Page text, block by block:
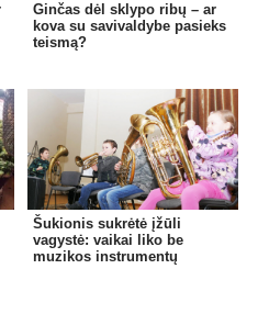
Ginčas dėl sklypo ribų – ar
kova su savivaldybe pasieks
teismą?
Šukionis sukrėtė įžūli
vagystė: vaikai liko be
muzikos instrumentų